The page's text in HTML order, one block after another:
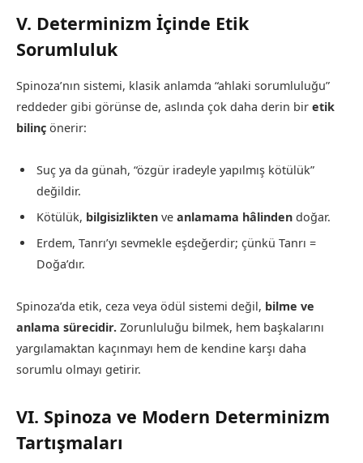
V. Determinizm İçinde Etik
Sorumluluk
Spinoza’nın sistemi, klasik anlamda “ahlaki sorumluluğu”
reddeder gibi görünse de, aslında çok daha derin bir etik
bilinç önerir:
Suç ya da günah, “özgür iradeyle yapılmış kötülük”
değildir.
Kötülük, bilgisizlikten ve anlamama hâlinden doğar.
Erdem, Tanrı’yı sevmekle eşdeğerdir; çünkü Tanrı =
Doğa’dır.
Spinoza’da etik, ceza veya ödül sistemi değil, bilme ve
anlama sürecidir. Zorunluluğu bilmek, hem başkalarını
yargılamaktan kaçınmayı hem de kendine karşı daha
sorumlu olmayı getirir.
VI. Spinoza ve Modern Determinizm
Tartışmaları